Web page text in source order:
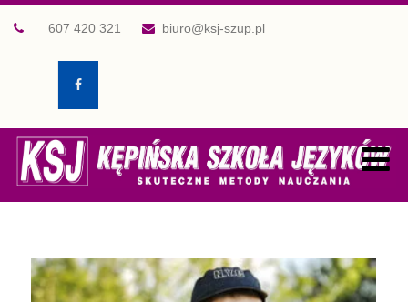
607 420 321 biuro@ksj-szup.pl